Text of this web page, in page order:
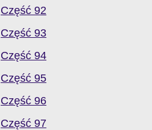
Część 92
Część 93
Część 94
Część 95
Część 96
Część 97